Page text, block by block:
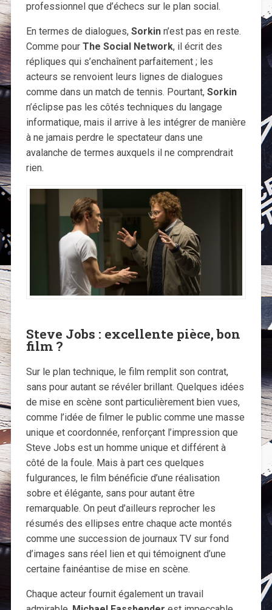
professionnel que d’échecs sur le plan social.
En termes de dialogues, Sorkinn’est pas en reste.
Comme pourThe Social Network, il écrit des
répliques qui s’enchaînent parfaitement ; les
acteurs se renvoient leurs lignes de dialogues
comme dans un match de tennis. Pourtant, Sorkin
n’éclipse pas les côtés techniques du langage
informatique, mais il arrive à les intégrer de manière
à ne jamais perdre le spectateur dans une
avalanche de termes auxquels il ne comprendrait
rien.
Steve Jobs : excellente pièce, bon
film ?
Sur le plan technique, le film remplit son contrat,
sans pour autant se révéler brillant. Quelques idées
de mise en scène sont particulièrement bien vues,
comme l’idée de filmer le public comme une masse
unique et coordonnée, renforçant l’impression que
Steve Jobs est un homme unique et différent à
côté de la foule. Mais à part ces quelques
fulgurances, le film bénéficie d’une réalisation
sobre et élégante, sans pour autant être
remarquable. On peut d’ailleurs reprocher les
résumés des ellipses entre chaque acte montés
comme une succession de journaux TV sur fond
d’images sans réel lien et qui témoignent d’une
certaine fainéantise de mise en scène.
Chaque acteur fournit également un travail